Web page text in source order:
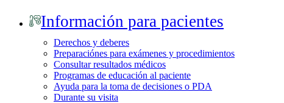
Información para pacientes
Derechos y deberes
Preparaciónes para exámenes y procedimientos
Consultar resultados médicos
Programas de educación al paciente
Ayuda para la toma de decisiones o PDA
Durante su visita